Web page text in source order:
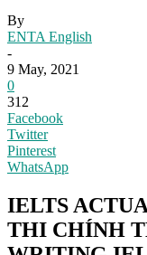
By
ENTA English
-
9 May, 2021
0
312
Facebook
Twitter
Pinterest
WhatsApp
IELTS
THI CHÍNH